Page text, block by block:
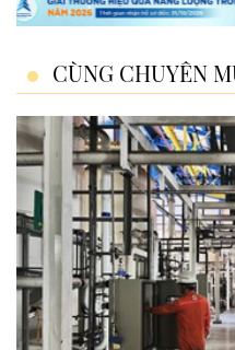
CÙNG CHUYÊN